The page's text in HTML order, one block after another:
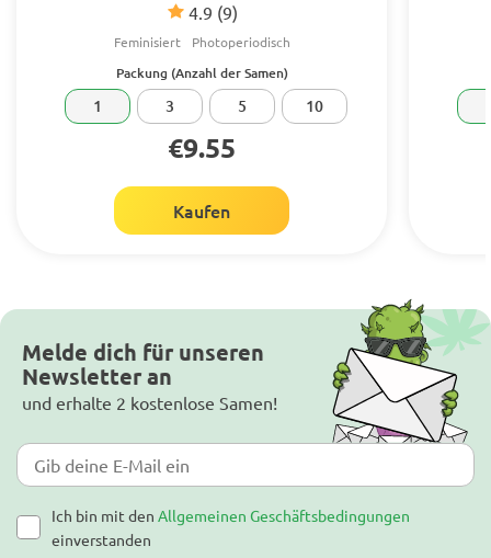
4.9 (9)
Feminisiert Photoperiodisch
Packung (Anzahl der Samen)
1 3 5 10
€9.55
Kaufen
Melde dich für unseren
Newsletter an
und erhalte 2 kostenlose Samen!
Ich bin mit den Allgemeinen Geschäftsbedingungen
einverstanden